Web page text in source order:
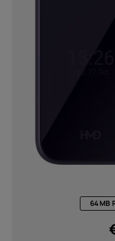
64 MB